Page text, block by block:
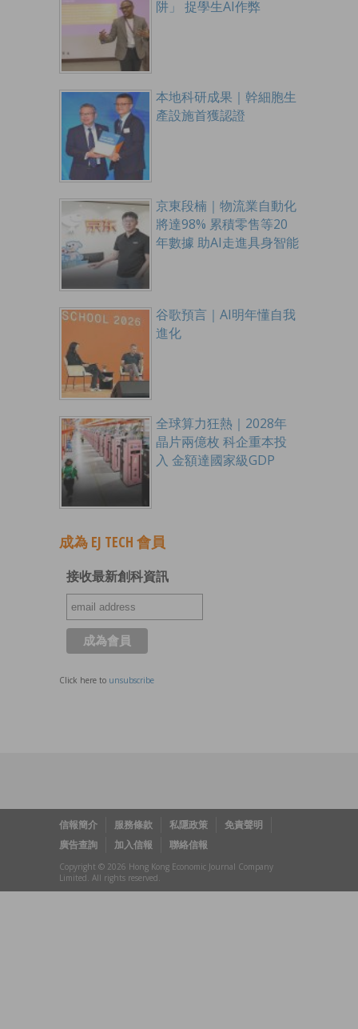
阱」 捉學生AI作弊
本地科研成果｜幹細胞生
產設施首獲認證
京東段楠｜物流業自動化
將達98% 累積零售等20
年數據 助AI走進具身智能
谷歌預言｜AI明年懂自我
進化
全球算力狂熱｜2028年
晶片兩億枚 科企重本投
入 金額達國家級GDP
成為 EJ TECH 會員
接收最新創科資訊
Click here to unsubscribe
信報簡介 服務條款 私隱政策
免責聲明
廣告查詢
加入信報 聯絡信報
Copyright © 2026 Hong Kong Economic Journal Company
Limited. All rights reserved.